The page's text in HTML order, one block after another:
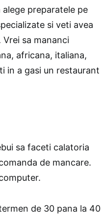
preparatele pe
si veti avea
sa mananci
africana, italiana,
in a gasi un restaurant
sa faceti calatoria
de mancare.
de 30 pana la 40